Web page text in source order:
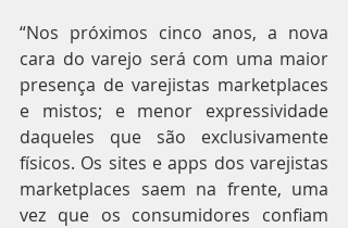
“Nos próximos cinco anos, a nova
cara do varejo será com uma maior
presença de varejistas marketplaces
e mistos; e menor expressividade
daqueles que são exclusivamente
físicos. Os sites e apps dos varejistas
marketplaces saem na frente, uma
vez que os consumidores confiam